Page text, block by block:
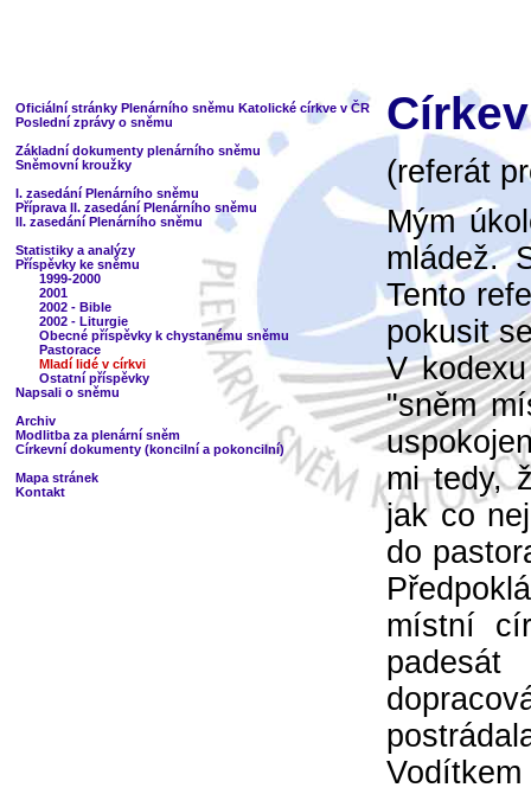
Oficiální stránky Plenárního sněmu Katolické církve v ČR
Poslední zprávy o sněmu
Základní dokumenty plenárního sněmu
Sněmovní kroužky
I. zasedání Plenárního sněmu
Příprava II. zasedání Plenárního sněmu
II. zasedání Plenárního sněmu
Statistiky a analýzy
Příspěvky ke sněmu
1999-2000
2001
2002 - Bible
2002 - Liturgie
Obecné příspěvky k chystanému sněmu
Pastorace
Mladí lidé v církvi
Ostatní příspěvky
Napsali o sněmu
Archiv
Modlitba za plenární sněm
Církevní dokumenty (koncilní a pokoncilní)
Mapa stránek
Kontakt
(referát
Mým
mládež.
Tento
pokusit
V
"sněm
mi tedy,
jak co
do
místní